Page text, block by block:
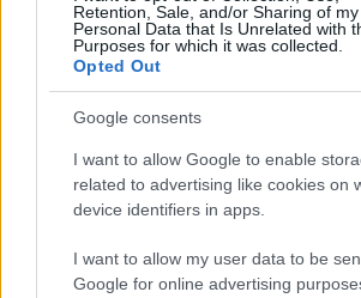
Retention, Sale, and/or Sharing of my
Personal Data that Is Unrelated with
Purposes for which it was collected.
Opted Out
Google consents
I want to allow Google to enable
related to advertising like cookies on
device identifiers in apps.
I want to allow my user data to be
Google for online advertising
εκδίωξη του λαού μας από τα
δηλώσει ο Μάρκο Νίκολιτς τον
Ο Ζούμπκοφ ταιριάζει. Ταιριάζει
προπονητή που έπαιζε κι εκείνος
σειρήνες για υπόκρουση, σε ένα
συμπαίκτη τον γεννημένο στη -δύο
πόλεμο της Βοσνίας- Μπιέλινα,
τον Μιγιάτ Γκατσίνοβιτς, που